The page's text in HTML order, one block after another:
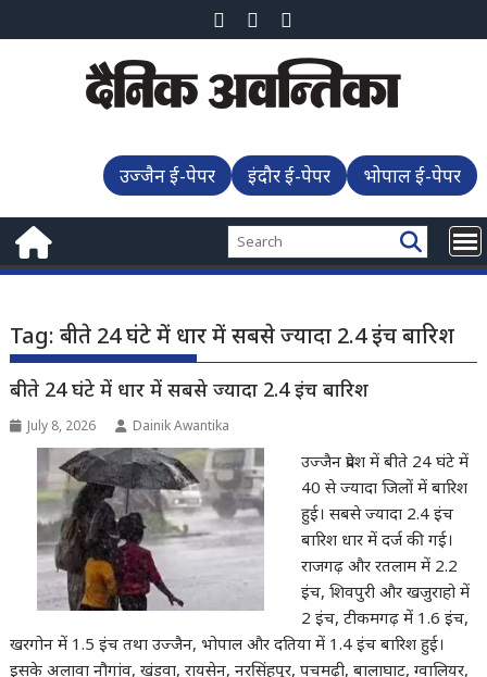
to
उज्जैन ई-पेपर इंदौर ई-पेपर भोपाल ई-पेपर
Tag:बीते 24 घंटे में धार में सबसे ज्यादा 2.4 इंच बारिश
बीते 24 घंटे में धार में सबसे ज्यादा 2.4 इंच बारिश
July 8, 2026 Dainik Awantika
उज्जैन प्रदेश में बीते 24 घंटे में
40 से ज्यादा जिलों में बारिश
हुई। सबसे ज्यादा 2.4 इंच
बारिश धार में दर्ज की गई।
राजगढ़ और रतलाम में 2.2
इंच, शिवपुरी और खजुराहो में
2 इंच, टीकमगढ़ में 1.6 इंच,
खरगोन में 1.5 इंच तथा उज्जैन, भोपाल और दतिया में 1.4 इंच बारिश हुई।
इसके अलावा नौगांव, खंडवा, रायसेन, नरसिंहपुर, पचमढ़ी, बालाघाट, ग्वालियर,